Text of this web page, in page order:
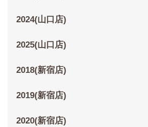
2024(山口店)
2025(山口店)
2018(新宿店)
2019(新宿店)
2020(新宿店)